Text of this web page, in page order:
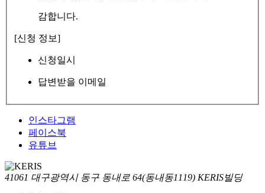
감합니다.
[신청 정보]
신청일시
답변받을 이메일
인스타그램
페이스북
유튜브
41061 대구광역시 동구 동내로 64(동내동1119) KERIS빌딩